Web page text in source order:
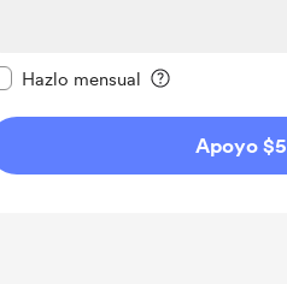
Hazlo mensual
Apoyo $5